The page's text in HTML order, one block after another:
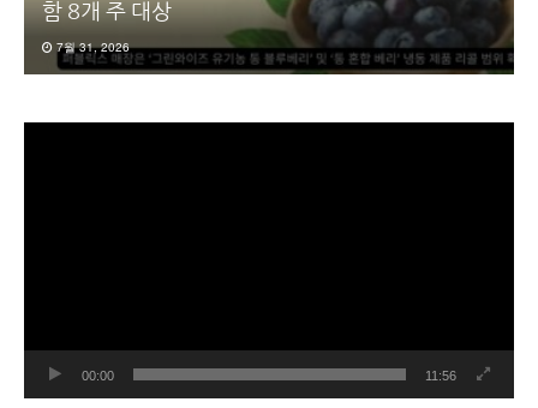
함 8개 주 대상
7월 31, 2026
00:00 11:56